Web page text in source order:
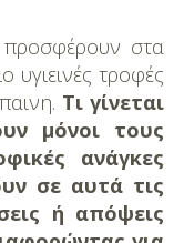
στα
υγιεινές τροφές
Τι γίνεται
μόνοι τους
ανάγκες
σε αυτά τις
ή απόψεις